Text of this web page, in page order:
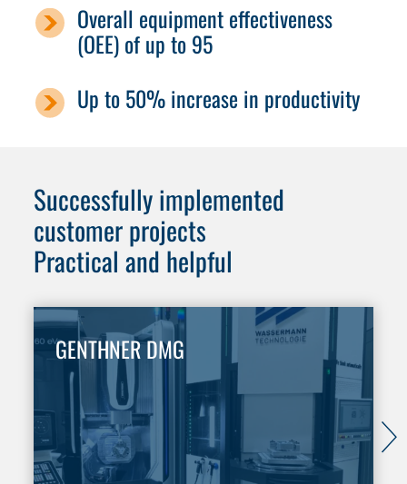
Overall equipment effectiveness
(OEE) of up to 95
Up to 50% increase in productivity
Successfully implemented
customer projects
Practical and helpful
GENTHNER DMG